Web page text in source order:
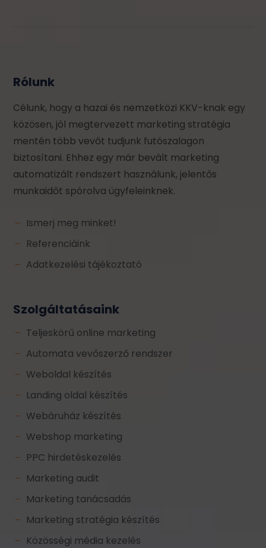
Rólunk
Célunk, hogy a hazai és nemzetközi KKV-knak egy
közösen, jól megtervezett marketing stratégia
mentén több vevőt tudjunk futószalagon
biztosítani. Ehhez egy már bevált marketing
automatizált rendszert használunk, jelentős
munkaidőt spórolva ügyfeleinknek.
K Ismerj meg minket!
K Referenciáink
K Adatkezelési tájékoztató
Szolgáltatásaink
K Teljeskörű online marketing
K Automata vevőszerző rendszer
K Weboldal készítés
K Landing oldal készítés
K Webáruház készítés
K Webshop marketing
K PPC hirdetéskezelés
K Marketing audit
K Marketing tanácsadás
K Marketing stratégia készítés
K Közösségi média kezelés